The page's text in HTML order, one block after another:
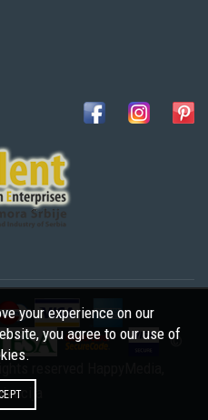
©
your experience on our
you agree to our use of